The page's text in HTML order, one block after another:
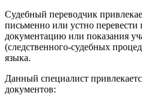
Судебный переводчик
письменно или устно
документацию или показания
(следственного-судебных
языка.
Данный специалист
документов: